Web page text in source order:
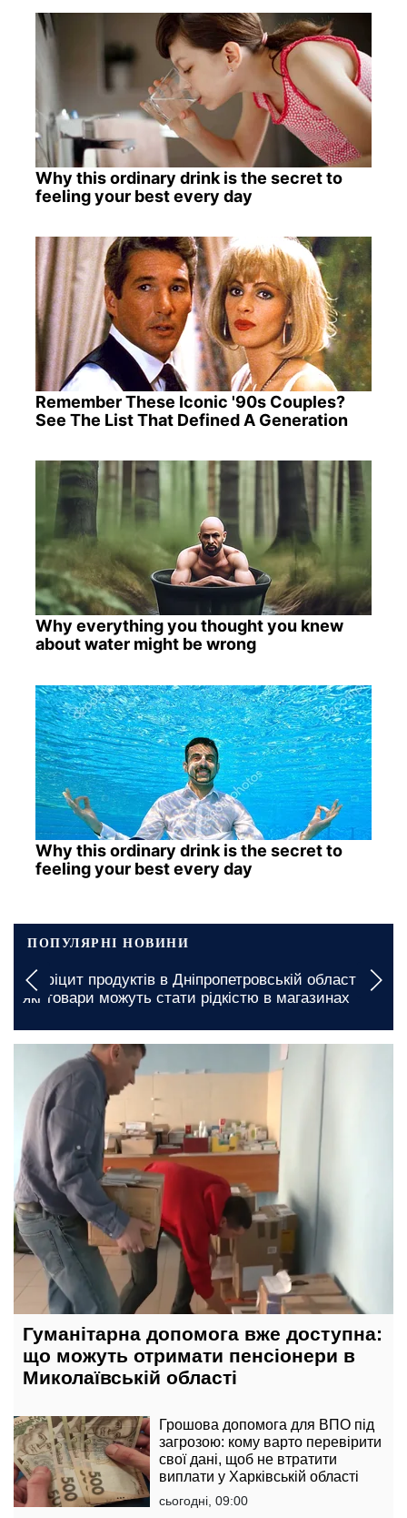
Why this ordinary drink is the secret to
feeling your best every day
Remember These Iconic '90s Couples?
See The List That Defined A Generation
Why everything you thought you knew
about water might be wrong
Why this ordinary drink is the secret to
feeling your best every day
ПОПУЛЯРНІ НОВИНИ
в Дніпропетровській області:
стати рідкістю в магазинах
Графіки
на 8 та 9 серпня:
знеструмлень
сьогодні, 10:00
Гуманітарна допомога вже доступна:
що можуть отримати пенсіонери в
Миколаївській області
Грошова допомога для ВПО під
загрозою: кому варто перевірити
свої дані, щоб не втратити
виплати у Харківській області
сьогодні, 09:00